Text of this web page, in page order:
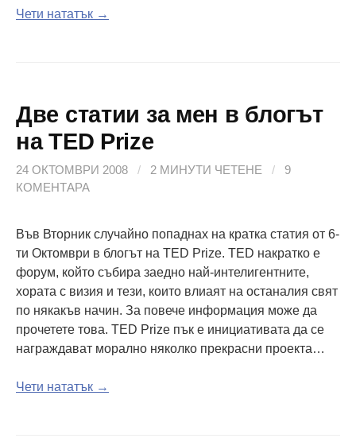
Чети нататък →
Две статии за мен в блогът
на TED Prize
24 ОКТОМВРИ 2008 / 2 МИНУТИ ЧЕТЕНЕ /
9
КОМЕНТАРА
Във Вторник случайно попаднах на кратка статия от 6-
ти Октомври в блогът на TED Prize. TED накратко е
форум, който събира заедно най-интелигентните,
хората с визия и тези, които влиаят на останалия свят
по някакъв начин. За повече информация може да
прочетете това. TED Prize пък е инициативата да се
награждават морално няколко прекрасни проекта…
Чети нататък →